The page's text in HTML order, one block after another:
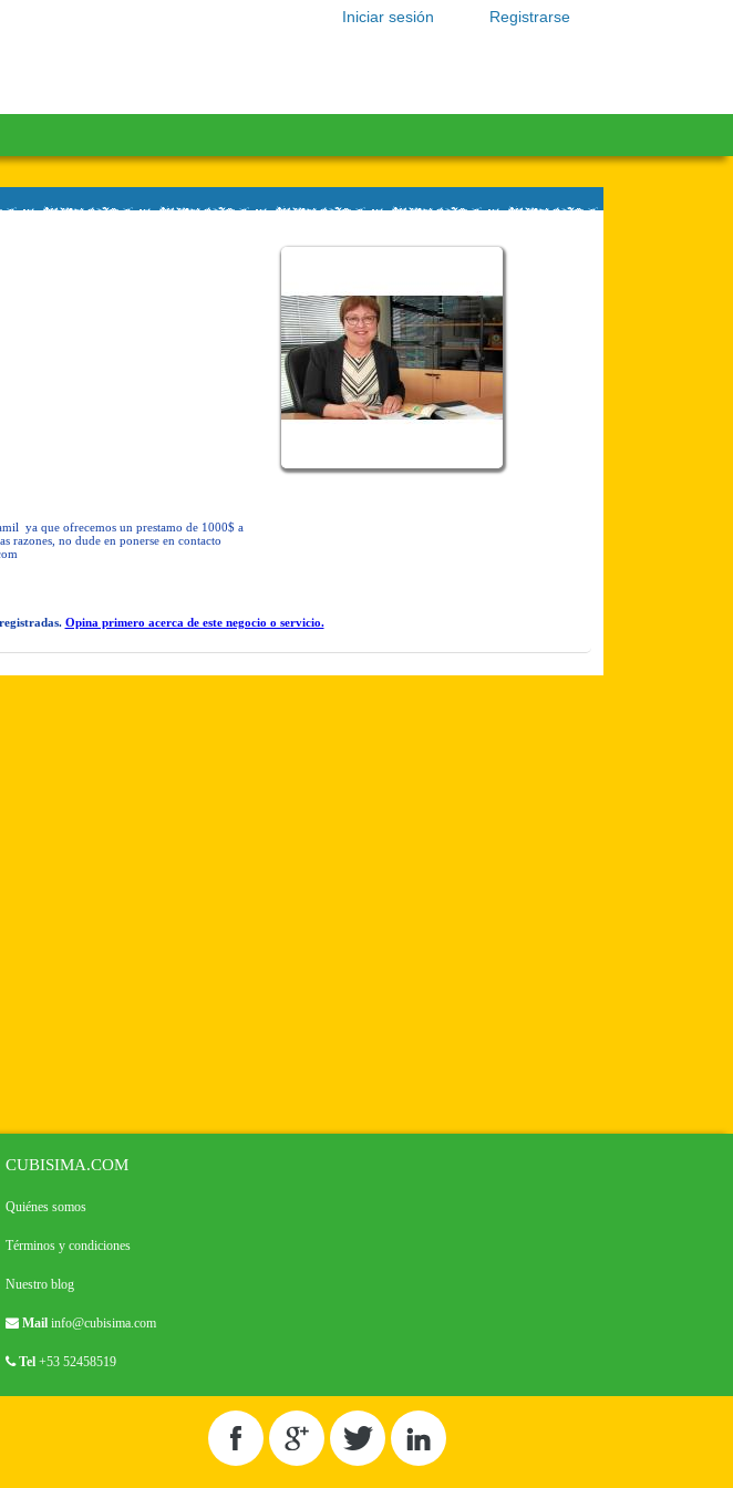
Registrarse
Iniciar sesión
ya que ofrecemos un prestamo de 1000$ a
razones, no dude en ponerse en contacto
Opina primero acerca de este negocio o servicio.
CUBISIMA.COM
Quiénes somos
Términos y condiciones
Nuestro blog
Mail info@cubisima.com
Tel +53 52458519